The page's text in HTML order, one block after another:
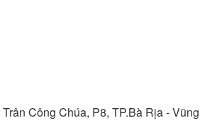
Công Chúa, P8, TP.Bà Rịa - Vũng